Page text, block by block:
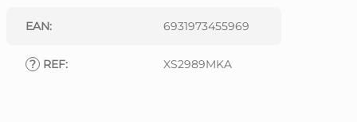
EAN: 6931973455969
? REF: XS2989MKA